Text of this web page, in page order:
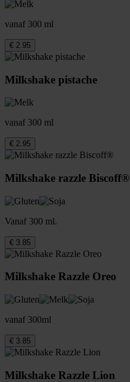
vanaf 300 ml
€ 2.95
Milkshake pistache
vanaf 300 ml
€ 2.95
Milkshake razzle Biscoff®
Vanaf 300 ml.
€ 3.85
Milkshake Razzle Oreo
vanaf 300ml
€ 3.85
Milkshake Razzle Lion